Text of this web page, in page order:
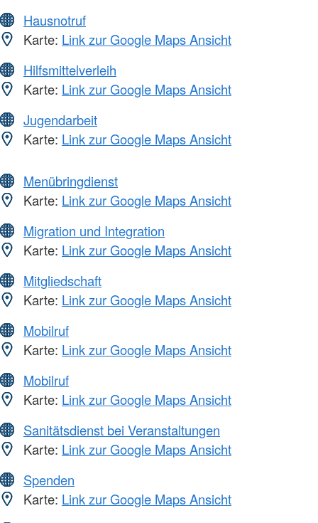
Hausnotruf
Karte: Link zur Google Maps Ansicht
Hilfsmittelverleih
Karte: Link zur Google Maps Ansicht
Jugendarbeit
Karte: Link zur Google Maps Ansicht
Menübringdienst
Karte: Link zur Google Maps Ansicht
Migration und Integration
Karte: Link zur Google Maps Ansicht
Mitgliedschaft
Karte: Link zur Google Maps Ansicht
Mobilruf
Karte: Link zur Google Maps Ansicht
Mobilruf
Karte: Link zur Google Maps Ansicht
Sanitätsdienst bei Veranstaltungen
Karte: Link zur Google Maps Ansicht
Spenden
Karte: Link zur Google Maps Ansicht